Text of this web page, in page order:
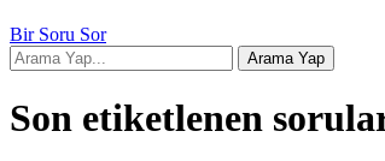
Bir Soru Sor
Son etiketlenen